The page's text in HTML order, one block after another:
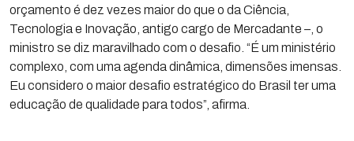
orçamento é dez vezes maior do que o da Ciência,
Tecnologia e Inovação, antigo cargo de Mercadante –, o
ministro se diz maravilhado com o desafio. “É um ministério
complexo, com uma agenda dinâmica, dimensões imensas.
Eu considero o maior desafio estratégico do Brasil ter uma
educação de qualidade para todos”, afirma.